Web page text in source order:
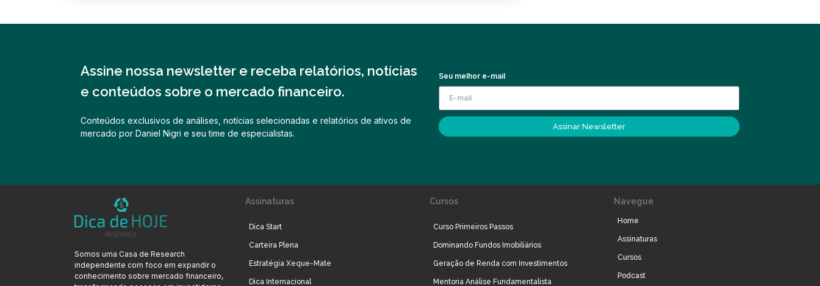
Assine nossa newsletter e receba relatórios, notícias
e conteúdos sobre o mercado financeiro.
Conteúdos exclusivos de análises, notícias selecionadas e relatórios de ativos de
mercado por Daniel Nigri e seu time de especialistas.
Seu melhor e-mail
Assinar Newsletter
Somos uma Casa de Research
independente com foco em expandir o
conhecimento sobre mercado financeiro,
Assinaturas
Dica Start
Carteira Plena
Estratégia Xeque-Mate
Dica Internacional
Cursos
Curso Primeiros Passos
Dominando Fundos Imobiliários
Geração de Renda com Investimentos
Mentoria Análise Fundamentalista
Navegue
Home
Assinaturas
Cursos
Podcast